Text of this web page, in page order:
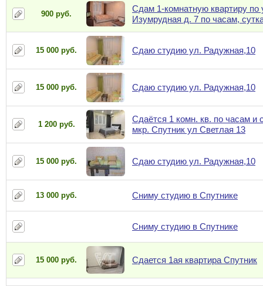
900 руб.
Сдам 1-комнатную квартиру по
Изумрудная д. 7 по часам,
15 000 руб. Сдаю студию ул. Радужная,10
15 000 руб. Сдаю студию ул. Радужная,10
1 200 руб.
Сдаётся 1 комн. кв. по часам и
мкр. Спутник ул Светлая 13
15 000 руб. Сдаю студию ул. Радужная,10
13 000 руб. Сниму студию в Спутнике
Сниму студию в Спутнике
15 000 руб. Сдается 1ая квартира Спутник